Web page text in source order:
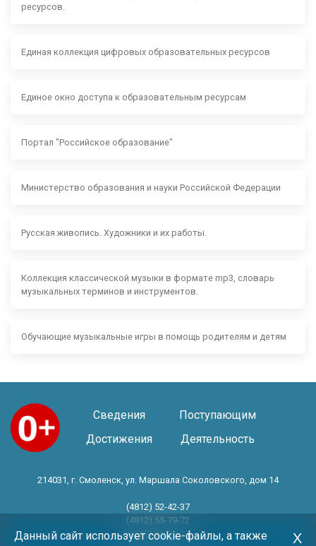
ресурсов.
Единая коллекция цифровых образовательных ресурсов
Единое окно доступа к образовательным ресурсам
Портал "Российское образование"
Министерство образования и науки Российской Федерации
Русская живопись. Художники и их работы.
Коллекция классической музыки в формате mp3, словарь
музыкальных терминов и инструментов.
Обучающие музыкальные игры в помощь родителям и детям
Сведения
Поступающим
Достижения
Деятельность
214031, г. Смоленск, ул. Маршала Соколовского, дом 14
(4812) 52-42-37
(4812) 55-79-72
(4812) 30-06-11
Данный сайт использует cookie-файлы, а также Х